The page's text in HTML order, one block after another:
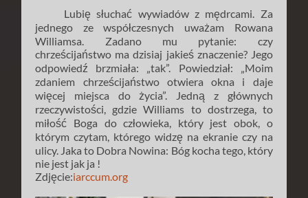
Lubię słuchać wywiadów z mędrcami. Za
jednego ze współczesnych uważam Rowana
Williamsa. Zadano mu pytanie: czy
chrześcijaństwo ma dzisiaj jakieś znaczenie? Jego
odpowiedź brzmiała: „tak”. Powiedział: „Moim
zdaniem chrześcijaństwo otwiera okna i daje
więcej miejsca do życia”. Jedną z głównych
rzeczywistości, gdzie Williams to dostrzega, to
miłość Boga do człowieka, który jest obok, o
którym czytam, którego widzę na ekranie czy na
ulicy. Jaka to Dobra Nowina: Bóg kocha tego, który
nie jest jak ja !
Zdjęcie:iarccum.org